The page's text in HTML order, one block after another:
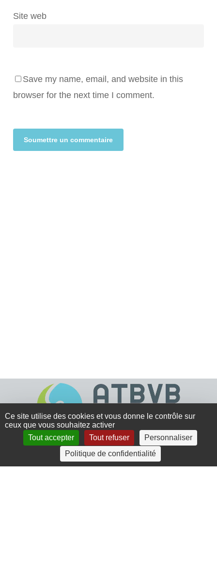
Site web
Save my name, email, and website in this
browser for the next time I comment.
4 rue Crec’h-Ugen
22810 Belle Isle en Terre
Ce site utilise des cookies et vous donne le contrôle sur
ceux que vous souhaitez activer
Tout accepter
Tout refuser
Personnaliser
Politique de confidentialité